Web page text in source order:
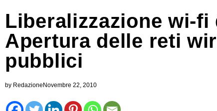
Liberalizzazione wi-fi
Apertura delle reti
pubblici
by Redazione Novembre 22, 2010